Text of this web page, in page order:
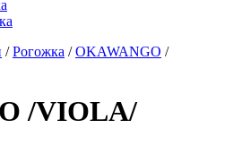
/ Рогожка / OKAWANGO /
/VIOLA/